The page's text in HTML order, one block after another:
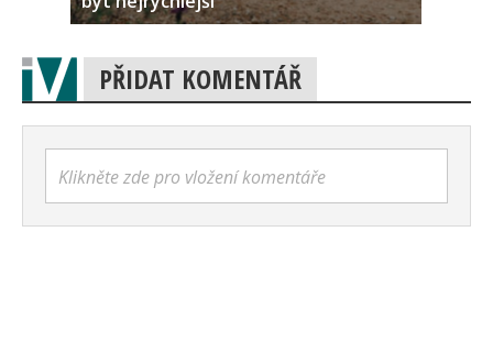
PŘIDAT KOMENTÁŘ
Klikněte zde pro vložení komentáře